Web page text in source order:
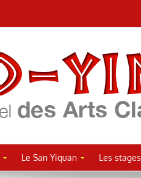
Le San Yiquan Les stages